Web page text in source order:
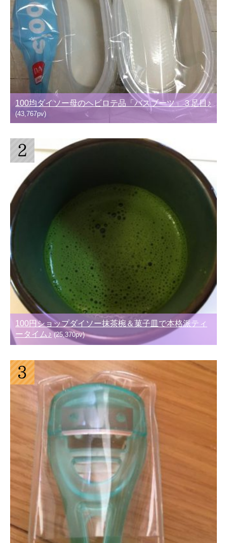
100均ダイソー母のヘビロテ品「バスブーツ」３足目♪
(43,767pv)
100円ショップダイソー抹茶椀＆菓子皿で本格派ティ
ータイム♪ (25,370pv)